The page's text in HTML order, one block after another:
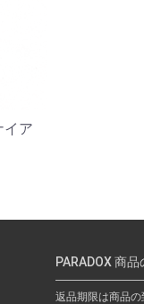
イア
PARADOX 商
返品期限は商品